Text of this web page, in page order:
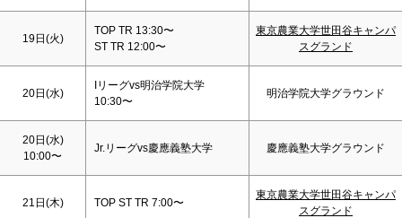
19日(火)
TOP TR 13:30〜
ST TR 12:00〜
東京農業大学世田谷キャンパ
スグランド
20日(水)
Iリーグvs明治学院大学
10:30〜
明治学院大学グラウンド
20日(水)
10:00〜
Jr.リーグvs慶應義塾大学 慶應義塾大学グラウンド
21日(木) TOP ST TR 7:00〜
東京農業大学世田谷キャンパ
スグランド